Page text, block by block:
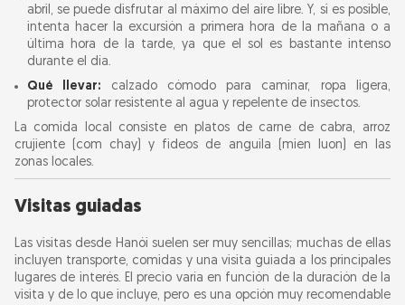
abril, se puede disfrutar al máximo del aire libre. Y, si es posible,
intenta hacer la excursión a primera hora de la mañana o a
última hora de la tarde, ya que el sol es bastante intenso
durante el día.
Qué llevar: calzado cómodo para caminar, ropa ligera,
protector solar resistente al agua y repelente de insectos.
La comida local consiste en platos de carne de cabra, arroz
crujiente (com chay) y fideos de anguila (mien luon) en las
zonas locales.
Visitas guiadas
Las visitas desde Hanói suelen ser muy sencillas; muchas de ellas
incluyen transporte, comidas y una visita guiada a los principales
lugares de interés. El precio varía en función de la duración de la
visita y de lo que incluye, pero es una opción muy recomendable